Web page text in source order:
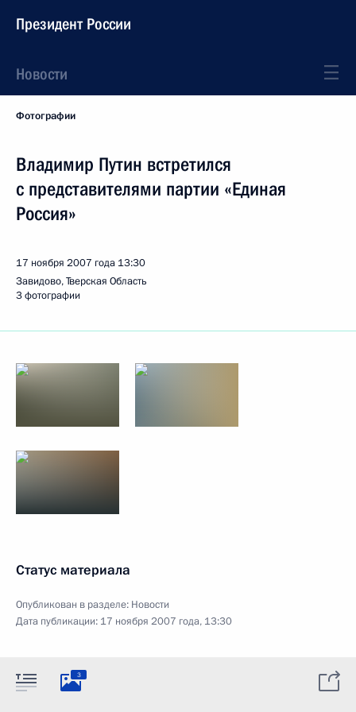
Президент России
Новости
Фотографии
Владимир Путин встретился
с представителями партии «Единая
Россия»
17 ноября 2007 года 13:30
Завидово, Тверская Область
3 фотографии
Статус материала
Опубликован в разделе: Новости
Дата публикации: 17 ноября 2007 года, 13:30
3